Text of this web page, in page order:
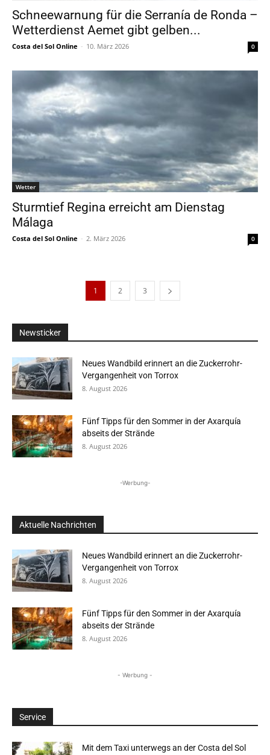
Schneewarnung für die Serranía de Ronda –
Wetterdienst Aemet gibt gelben...
Costa del Sol Online - 10. März 2026 0
Wetter
Sturmtief Regina erreicht am Dienstag
Málaga
Costa del Sol Online - 2. März 2026 0
1 2 3
Newsticker
Neues Wandbild erinnert an die Zuckerrohr-
Vergangenheit von Torrox
8. August 2026
Fünf Tipps für den Sommer in der Axarquía
abseits der Strände
8. August 2026
-Werbung-
Aktuelle Nachrichten
Neues Wandbild erinnert an die Zuckerrohr-
Vergangenheit von Torrox
8. August 2026
Fünf Tipps für den Sommer in der Axarquía
abseits der Strände
8. August 2026
- Werbung -
Service
Mit dem Taxi unterwegs an der Costa del Sol